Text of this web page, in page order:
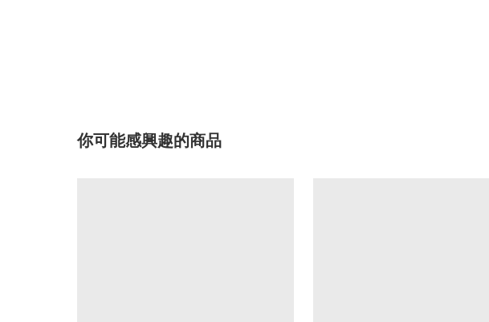
你可能感興趣的商品